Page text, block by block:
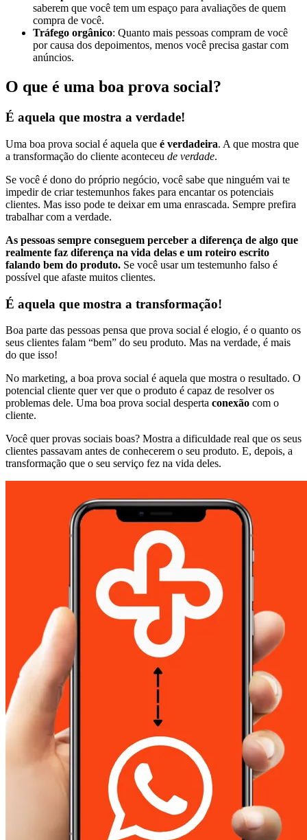
saberem que você tem um espaço para avaliações de quem
compra de você.
Tráfego orgânico: Quanto mais pessoas compram de você
por causa dos depoimentos, menos você precisa gastar com
anúncios.
O que é uma boa prova social?
É aquela que mostra a verdade!
Uma boa prova social é aquela que é verdadeira. A que mostra que
a transformação do cliente aconteceu de verdade.
Se você é dono do próprio negócio, você sabe que ninguém vai te
impedir de criar testemunhos fakes para encantar os potenciais
clientes. Mas isso pode te deixar em uma enrascada. Sempre prefira
trabalhar com a verdade.
As pessoas sempre conseguem perceber a diferença de algo que
realmente faz diferença na vida delas e um roteiro escrito
falando bem do produto. Se você usar um testemunho falso é
possível que afaste muitos clientes.
É aquela que mostra a transformação!
Boa parte das pessoas pensa que prova social é elogio, é o quanto os
seus clientes falam “bem” do seu produto. Mas na verdade, é mais
do que isso!
No marketing, a boa prova social é aquela que mostra o resultado. O
potencial cliente quer ver que o produto é capaz de resolver os
problemas dele. Uma boa prova social desperta conexão com o
cliente.
Você quer provas sociais boas? Mostra a dificuldade real que os seus
clientes passavam antes de conhecerem o seu produto. E, depois, a
transformação que o seu serviço fez na vida deles.